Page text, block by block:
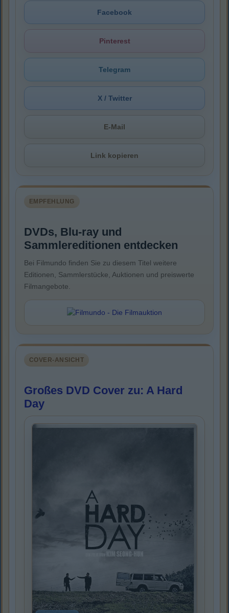
Facebook
Pinterest
Telegram
X / Twitter
E-Mail
Link kopieren
EMPFEHLUNG
DVDs, Blu-ray und
Sammlereditionen entdecken
Bei Filmundo finden Sie zu diesem Titel weitere
Editionen, Sammlerstücke, Auktionen und preiswerte
Filmangebote.
COVER-ANSICHT
Großes DVD Cover zu: A Hard
Day